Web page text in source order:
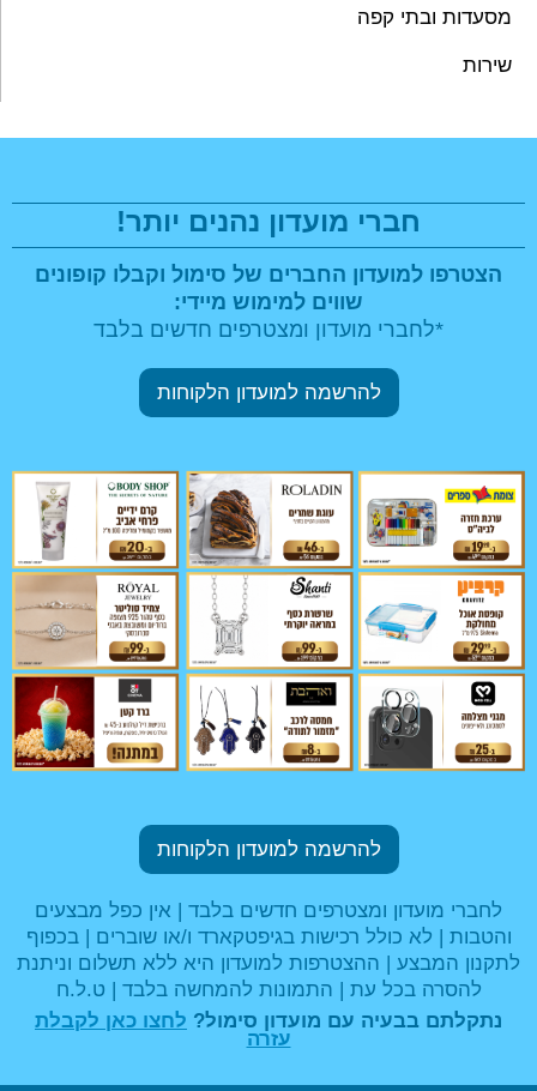
מסעדות ובתי קפה
שירות
חברי מועדון נהנים יותר!
הצטרפו למועדון החברים של סימול וקבלו קופונים
שווים למימוש מיידי:
*לחברי מועדון ומצטרפים חדשים בלבד
להרשמה למועדון הלקוחות
להרשמה למועדון הלקוחות
לחברי מועדון ומצטרפים חדשים בלבד | אין כפל מבצעים
והטבות | לא כולל רכישות בגיפטקארד ו/או שוברים | בכפוף
לתקנון המבצע | ההצטרפות למועדון היא ללא תשלום וניתנת
להסרה בכל עת | התמונות להמחשה בלבד | ט.ל.ח
נתקלתם בבעיה עם מועדון סימול? לחצו כאן לקבלת
עזרה